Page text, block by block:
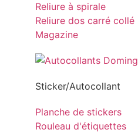
Reliure à spirale
Reliure dos carré collé
Magazine
Sticker/Autocollant
Planche de stickers
Rouleau d'étiquettes